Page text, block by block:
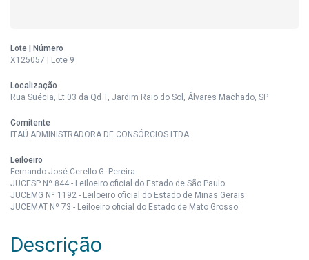
Lote | Número
X125057 | Lote 9
Localização
Rua Suécia, Lt 03 da Qd T, Jardim Raio do Sol, Álvares Machado, SP
Comitente
ITAÚ ADMINISTRADORA DE CONSÓRCIOS LTDA.
Leiloeiro
Fernando José Cerello G. Pereira
JUCESP Nº 844 - Leiloeiro oficial do Estado de São Paulo
JUCEMG Nº 1192 - Leiloeiro oficial do Estado de Minas Gerais
JUCEMAT Nº 73 - Leiloeiro oficial do Estado de Mato Grosso
Descrição